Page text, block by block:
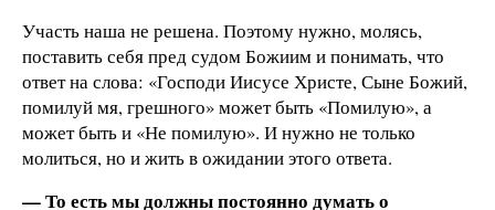
Участь наша не решена. Поэтому нужно, молясь,
поставить себя пред судом Божиим и понимать, что
ответ на слова: «Господи Иисусе Христе, Сыне Божий,
помилуй мя, грешного» может быть «Помилую», а
может быть и «Не помилую». И нужно не только
молиться, но и жить в ожидании этого ответа.
— То есть мы должны постоянно думать о